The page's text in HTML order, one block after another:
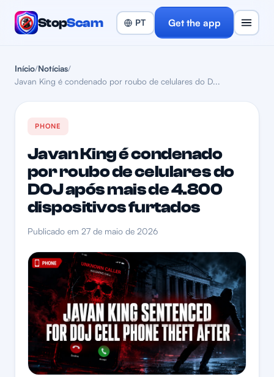
StopScam Get the app
Início/Notícias/
Javan King é condenado por roubo de celulares do D...
PHONE
Javan King é condenado
por roubo de celulares do
DOJ após mais de 4.800
dispositivos furtados
Publicado em 27 de maio de 2026